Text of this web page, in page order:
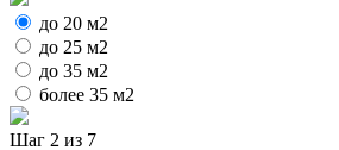
до 20 м2
до 25 м2
до 35 м2
более 35 м2
Шаг 2 из 7